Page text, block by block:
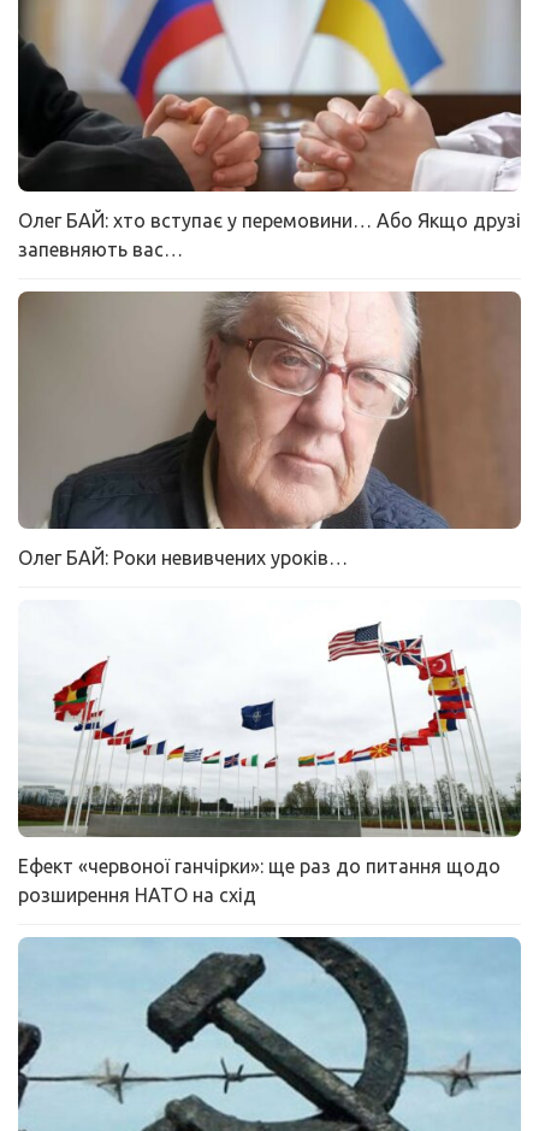
Олег БАЙ: хто вступає у перемовини… Або Якщо друзі
запевняють вас…
Олег БАЙ: Роки невивчених уроків…
Ефект «червоної ганчірки»: ще раз до питання щодо
розширення НАТО на схід